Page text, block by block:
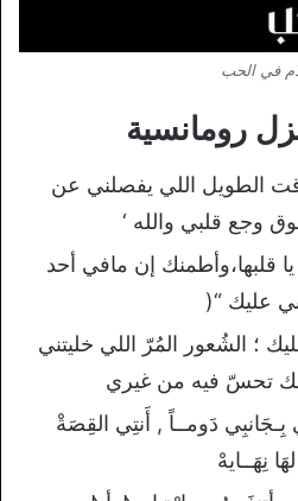
في الحب
رومانسية
الطويل اللي يفصلني عن
وجع قلبي والله ‘
قلبها،وأطمنك إن مافي أحد
عليك “(
؛ الشُعور المُرّ اللي خليتني
تحسّ فيه من غيري
بِـجَانبِي دَومــاً , أَنتِي القِصَةْ
نِهَــايهْ